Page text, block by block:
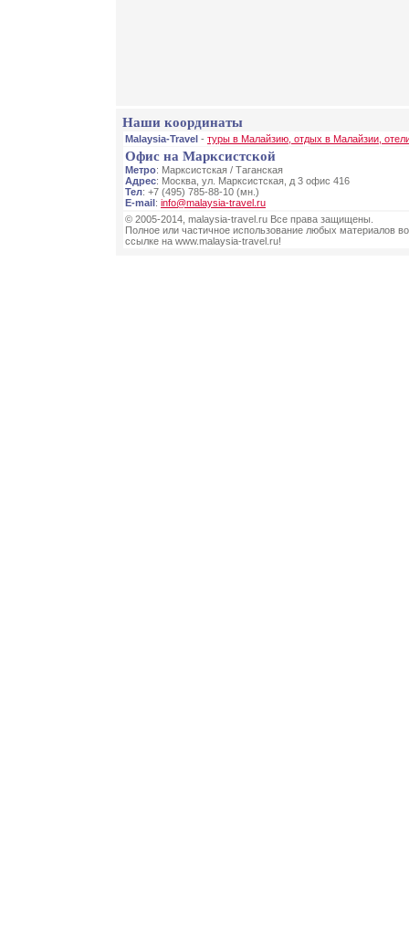
Наши координаты
Malaysia-Travel - туры в Малайзию, отдых в Малайзии,
Офис на Марксистской
Метро: Марксистская / Таганская
Адрес: Москва, ул. Марксистская, д 3 офис 416
Тел: +7 (495) 785-88-10 (мн.)
E-mail: info@malaysia-travel.ru
© 2005-2014, malaysia-travel.ru Все права защищены.
Полное или частичное использование любых материалов
ссылке на www.malaysia-travel.ru!